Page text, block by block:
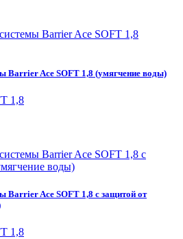
Barrier Ace SOFT 1,8 (умягчение воды)
1,8
Barrier Ace SOFT 1,8 с защитой от
1,8